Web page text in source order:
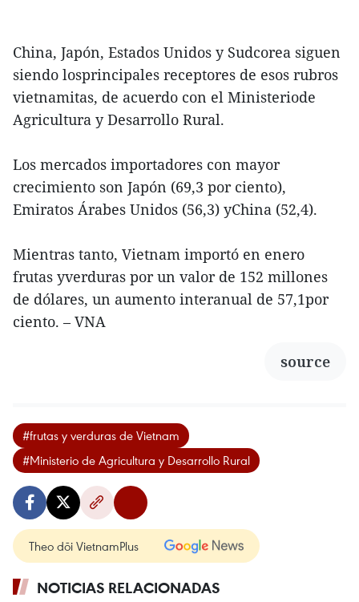
China, Japón, Estados Unidos y Sudcorea siguen
siendo losprincipales receptores de esos rubros
vietnamitas, de acuerdo con el Ministeriode
Agricultura y Desarrollo Rural.
Los mercados importadores con mayor
crecimiento son Japón (69,3 por ciento),
Emiratos Árabes Unidos (56,3) yChina (52,4).
Mientras tanto, Vietnam importó en enero
frutas yverduras por un valor de 152 millones
de dólares, un aumento interanual de 57,1por
ciento. – VNA
source
#frutas y verduras de Vietnam
#Ministerio de Agricultura y Desarrollo Rural
Theo dõi VietnamPlus
NOTICIAS RELACIONADAS